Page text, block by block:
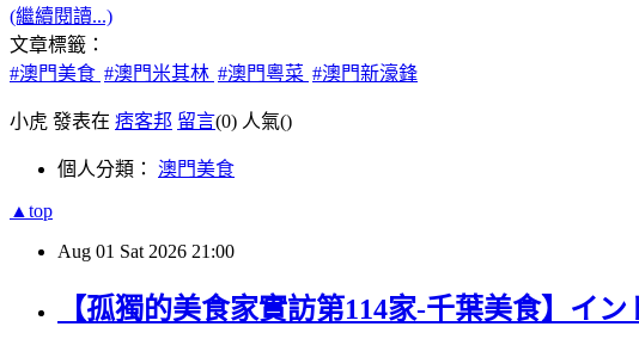
(繼續閱讀...)
文章標籤：
#澳門美食 #澳門米其林 #澳門粵菜 #澳門新濠鋒
小虎 發表在 痞客邦 留言(0) 人氣()
個人分類： 澳門美食
▲top
Aug 01 Sat 2026 21:00
【孤獨的美食家實訪第114家-千葉美食】イ